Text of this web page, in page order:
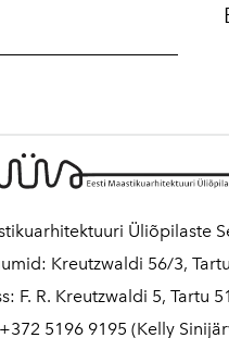
Üliõpilaste
Kreutzwaldi 56/3, Tartu
F. R. Kreutzwaldi 5, Tartu
5196 9195 (Kelly